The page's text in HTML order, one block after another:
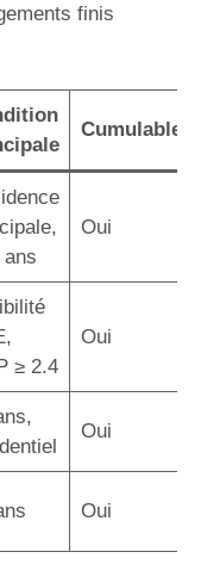
finis
Cumulable
ans
Oui
≥ 2.4
Oui
Oui
Oui